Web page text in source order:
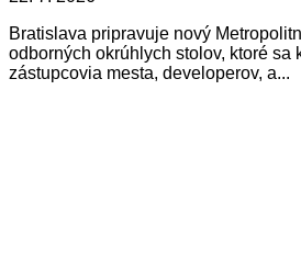
Bratislava pripravuje nový
odborných okrúhlych stolov, ktoré sa
zástupcovia mesta, developerov, a...